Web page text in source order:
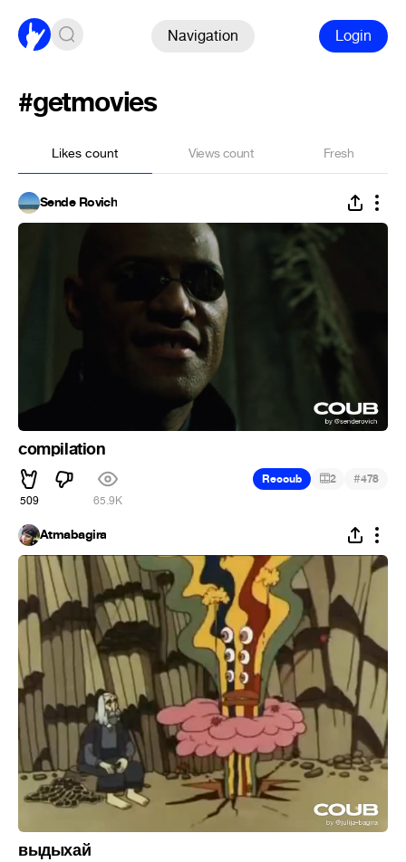
Navigation Login
#getmovies
Likes count Views count Fresh
Sende Rovich
compilation
509 65.9K
Recoub 2 #478
Atmabagira
выдыхай